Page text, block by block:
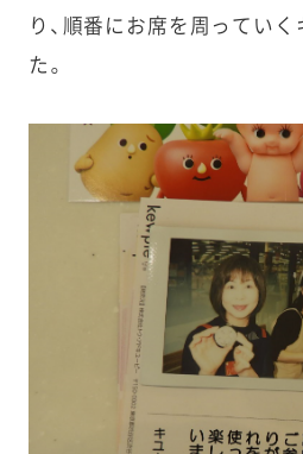
り、順番にお席を周ってい
た。